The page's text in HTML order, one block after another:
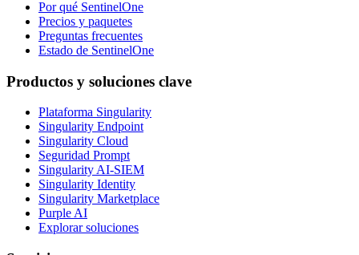
Por qué SentinelOne
Precios y paquetes
Preguntas frecuentes
Estado de SentinelOne
Productos y soluciones clave
Plataforma Singularity
Singularity Endpoint
Singularity Cloud
Seguridad Prompt
Singularity AI-SIEM
Singularity Identity
Singularity Marketplace
Purple AI
Explorar soluciones